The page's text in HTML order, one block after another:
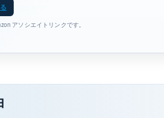
アソシエイトリンクです。